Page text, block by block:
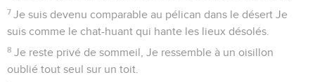
7 Je suis devenu comparable au pélican dans le désert Je
suis comme le chat-huant qui hante les lieux désolés.
8 Je reste privé de sommeil, Je ressemble à un oisillon
oublié tout seul sur un toit.